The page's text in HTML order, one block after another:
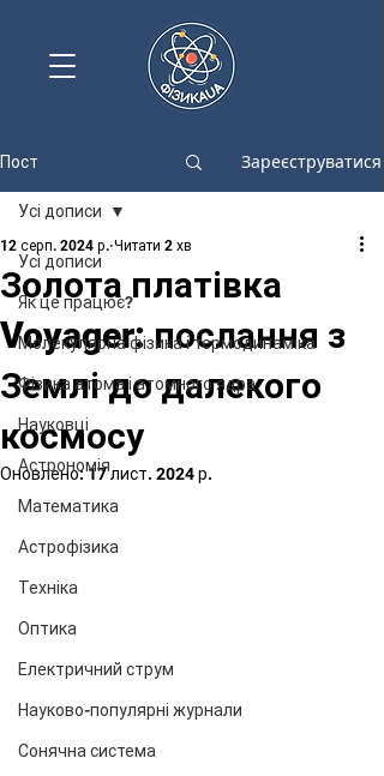
Пост Зареєструватися
Усі дописи
Як це працює?
Молекулярна фізика і термодинаміка
Фізика атома і атомного ядра
Науковці
Астрономія
Математика
Астрофізика
Техніка
Оптика
Електричний струм
Науково-популярні журнали
Сонячна система
Усі дописи
Золота платівка
Voyager: послання з
Землі до далекого
космосу
12 серп. 2024 р. Читати 2 хв
Оновлено:17 лист. 2024 р.